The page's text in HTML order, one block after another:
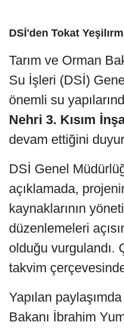
DSİ'den Tokat
Tarım ve Orman
Su İşleri (DSİ)
önemli su
Nehri 3. Kısım
devam ettiğini
DSİ Genel
açıklamada,
kaynaklarının
düzenlemeleri
olduğu vurgulandı.
takvim
Yapılan
Bakanı İbrahim